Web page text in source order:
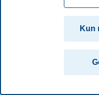
© 2026 Handelshøyskolen BI
fungere, kan du enten
samtykke ved å endre
Les mer om våre
opplysninger vi samler
for informasjonskapsler.
eller trekke tilbake ditt
Kun